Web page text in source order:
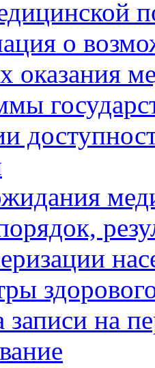
о
оказания
записи на